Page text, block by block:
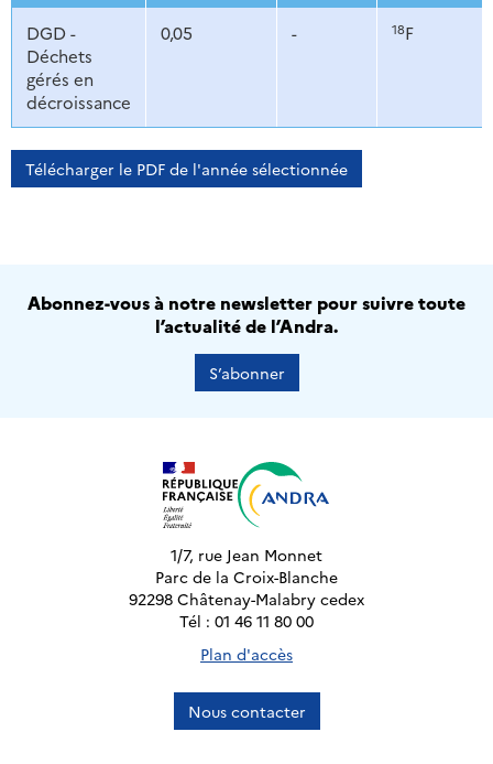
DGD -
Déchets
gérés en
décroissance
0,05 - 18F
Télécharger le PDF de l'année sélectionnée
Abonnez-vous à notre newsletter pour suivre toute
l’actualité de l’Andra.
S’abonner
1/7, rue Jean Monnet
Parc de la Croix-Blanche
92298 Châtenay-Malabry cedex
Tél : 01 46 11 80 00
Plan d'accès
Nous contacter